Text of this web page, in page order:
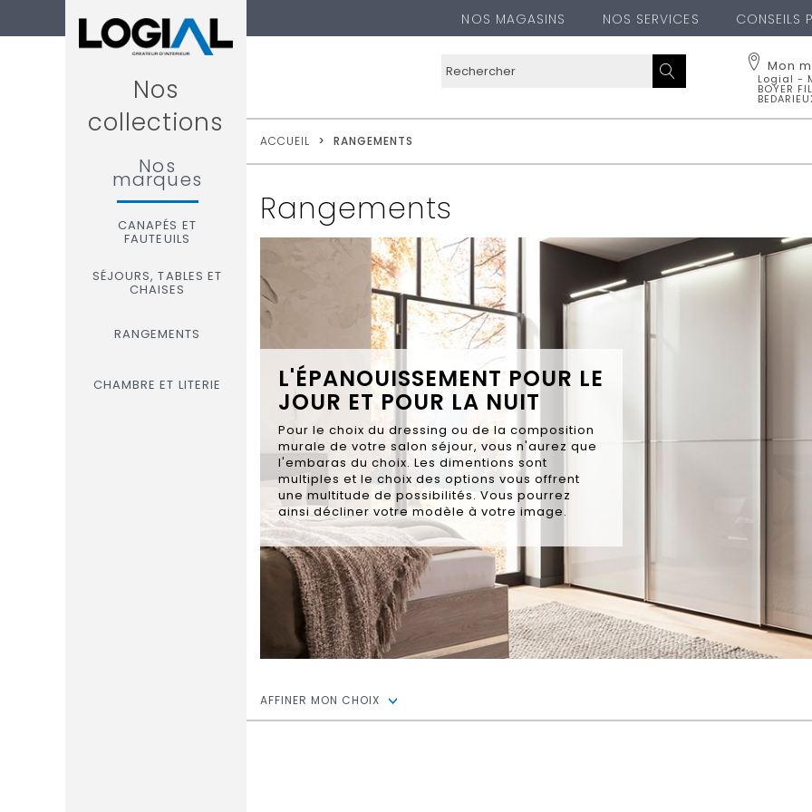
NOS MAGASINS NOS SERVICES CONSEILS
Mon
Logial -
BOYER
Logial -
34600
Nos
collections
Nos
marques
CANAPÉS ET
FAUTEUILS
SÉJOURS, TABLES ET
CHAISES
RANGEMENTS
CHAMBRE ET LITERIE
ACCUEIL > RANGEMENTS
Rangements
L'ÉPANOUISSEMENT POUR LE
JOUR ET POUR LA NUIT
Pour le choix du dressing ou de la composition
murale de votre salon séjour, vous n'aurez que
l'embaras du choix. Les dimentions sont
multiples et le choix des options vous offrent
une multitude de possibilités. Vous pourrez
ainsi décliner votre modèle à votre image.
AFFINER MON CHOIX